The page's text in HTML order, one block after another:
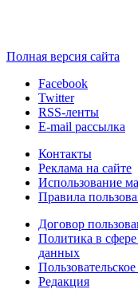
Полная версия сайта
Facebook
Twitter
RSS-ленты
E-mail рассылка
Контакты
Реклама на сайте
Использование
Правила
Договор
Политика в
данных
Редакция